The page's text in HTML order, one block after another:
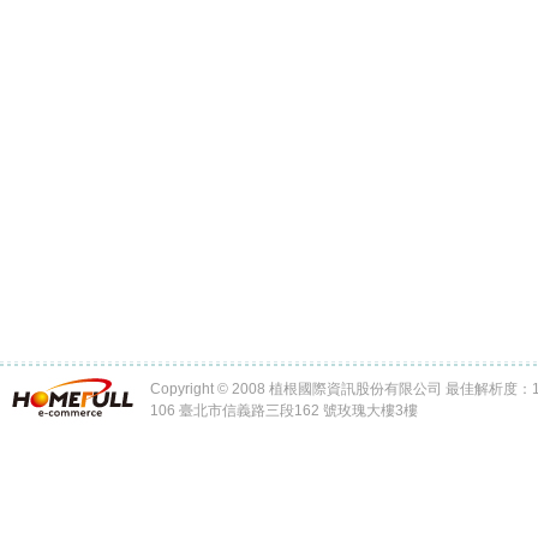
Copyright © 2008 植根國際資訊股份有限公司 最佳解析度：
106 臺北市信義路三段162 號玫瑰大樓3樓